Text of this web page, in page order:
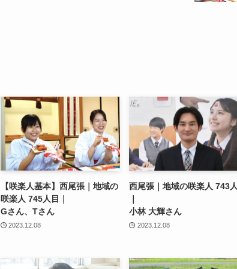
【咲楽人基本】 西尾張｜地域の
咲楽人 745人目｜
Gさん、Tさん
2023.12.08
西尾張｜地域の咲楽人 743
｜
小林 大輝さん
2023.12.08